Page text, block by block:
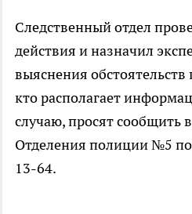
Следственный отдел
действия и назначил
выяснения
кто располагает
случаю, просят сообщить
Отделения полиции №5
13-64.